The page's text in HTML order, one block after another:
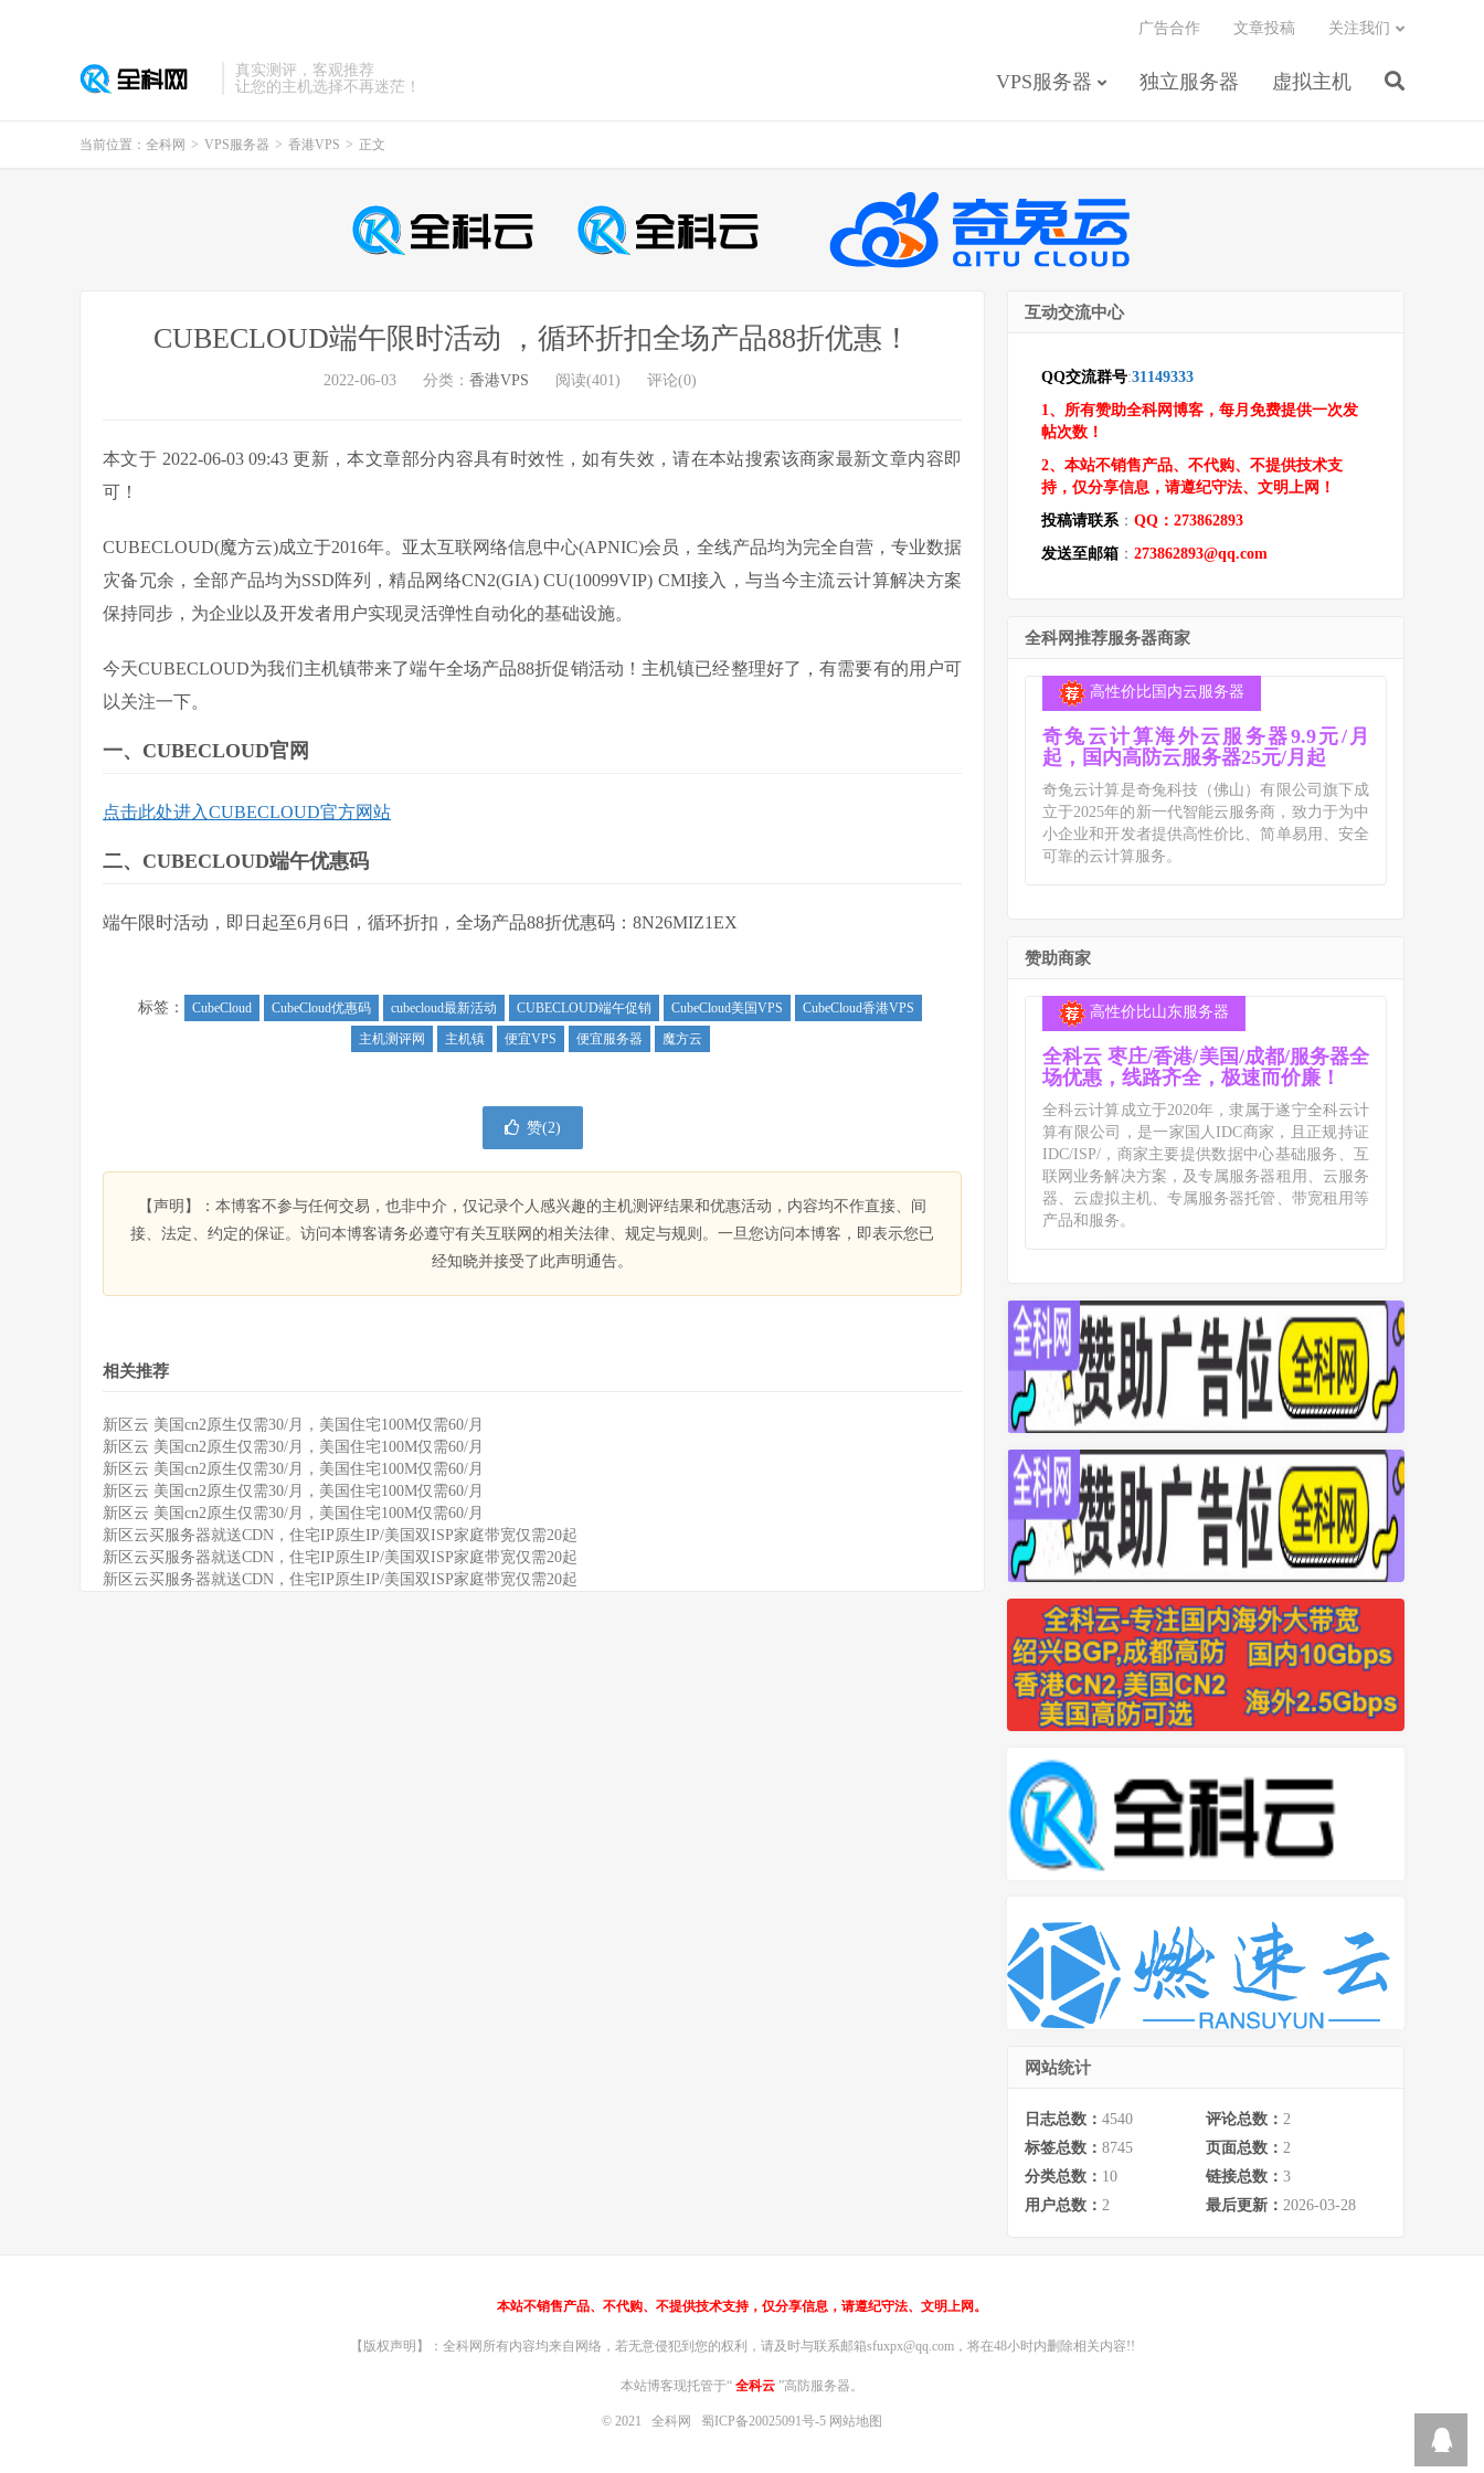
真实测评，客观推荐
让您的主机选择不再迷茫！
VPS服务器 独立服务器 虚拟主机
广告合作 文章投稿 关注我们
当前位置： 全科网 > VPS服务器 > 香港VPS > 正文
CUBECLOUD端午限时活动 ，循环折扣全场产品88折优惠！
2022-06-03 分类： 香港VPS 阅读(401) 评论(0)
本文于 2022-06-03 09:43 更新，本文章部分内容具有时效性，如有失效，请在本站搜索该商家最新文章内容即
可！
CUBECLOUD(魔方云)成立于2016年。亚太互联网络信息中心(APNIC)会员，全线产品均为完全自营，专业数据
灾备冗余，全部产品均为SSD阵列，精品网络CN2(GIA) CU(10099VIP) CMI接入，与当今主流云计算解决方案
保持同步，为企业以及开发者用户实现灵活弹性自动化的基础设施。
今天CUBECLOUD为我们主机镇带来了端午全场产品88折促销活动！主机镇已经整理好了，有需要有的用户可
以关注一下。
一、CUBECLOUD官网
点击此处进入CUBECLOUD官方网站
二、CUBECLOUD端午优惠码
端午限时活动，即日起至6月6日，循环折扣，全场产品88折优惠码： 8N26MIZ1EX
标签： CubeCloud CubeCloud优惠码 cubecloud最新活动 CUBECLOUD端午促销 CubeCloud美国VPS
CubeCloud香港VPS
主机测评网
主机镇 便宜VPS 便宜服务器 魔方云
赞(2)
【声明】：本博客不参与任何交易，也非中介，仅记录个人感兴趣的主机测评结果和优惠活动，内容均不作直接、间
接、法定、约定的保证。访问本博客请务必遵守有关互联网的相关法律、规定与规则。一旦您访问本博客，即表示您已
经知晓并接受了此声明通告。
相关推荐
新区云 美国cn2原生仅需30/月，美国住宅100M仅需60/月
新区云 美国cn2原生仅需30/月，美国住宅100M仅需60/月
新区云 美国cn2原生仅需30/月，美国住宅100M仅需60/月
新区云 美国cn2原生仅需30/月，美国住宅100M仅需60/月
新区云 美国cn2原生仅需30/月，美国住宅100M仅需60/月
新区云买服务器就送CDN，住宅IP原生IP/美国双ISP家庭带宽仅需20起
新区云买服务器就送CDN，住宅IP原生IP/美国双ISP家庭带宽仅需20起
新区云买服务器就送CDN，住宅IP原生IP/美国双ISP家庭带宽仅需20起
互动交流中心
QQ交流群号:31149333
1、所有赞助全科网博客，每月免费提供一次发
帖次数！
2、本站不销售产品、不代购、不提供技术支
持，仅分享信息，请遵纪守法、文明上网！
投稿请联系： QQ：273862893
发送至邮箱 ： 273862893@qq.com
全科网推荐服务器商家
高性价比国内云服务器
奇兔云计算海外云服务器9.9元/月
起，国内高防云服务器25元/月起
奇兔云计算是奇兔科技（佛山）有限公司旗下成
立于2025年的新一代智能云服务商，致力于为中
小企业和开发者提供高性价比、简单易用、安全
可靠的云计算服务。
赞助商家
高性价比山东服务器
全科云 枣庄/香港/美国/成都/服务器全
场优惠，线路齐全，极速而价廉！
全科云计算成立于2020年，隶属于遂宁全科云计
算有限公司，是一家国人IDC商家，且正规持证
IDC/ISP/，商家主要提供数据中心基础服务、互
联网业务解决方案，及专属服务器租用、云服务
器、云虚拟主机、专属服务器托管、带宽租用等
产品和服务。
网站统计
日志总数： 4540 评论总数： 2
标签总数： 8745 页面总数： 2
分类总数： 10 链接总数： 3
用户总数： 2 最后更新： 2026-03-28
本站不销售产品、不代购、不提供技术支持，仅分享信息，请遵纪守法、文明上网。
【版权声明】：全科网所有内容均来自网络，若无意侵犯到您的权利，请及时与联系邮箱sfuxpx@qq.com，将在48小时内删除相关内容!!
本站博客现托管于“ 全科云 ”高防服务器。
© 2021 全科网 蜀ICP备20025091号-5 网站地图